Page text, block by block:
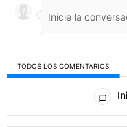
TODOS LOS COMENTARIOS
Todos los